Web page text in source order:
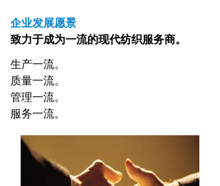
企业发展愿景
致力于成为一流的现代纺织服务商。
生产一流。
质量一流。
管理一流。
服务一流。